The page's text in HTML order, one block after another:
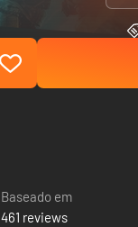
Baseado em
461 reviews